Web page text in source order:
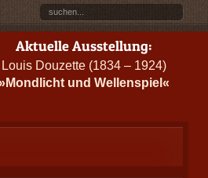
Aktuelle Ausstellung:
Louis Douzette (1834 – 1924)
und Wellenspiel«